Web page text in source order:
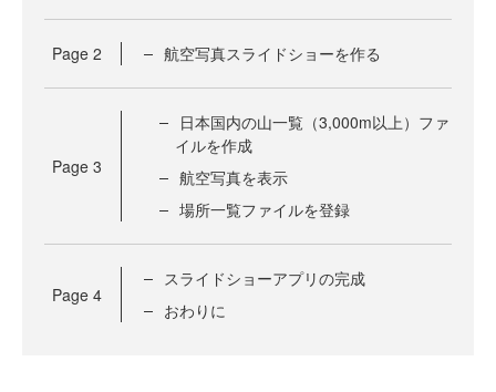
Page 2 航空写真スライドショーを作る
Page 3
日本国内の山一覧（3,000m以上）ファ
イルを作成
航空写真を表示
場所一覧ファイルを登録
Page 4
スライドショーアプリの完成
おわりに